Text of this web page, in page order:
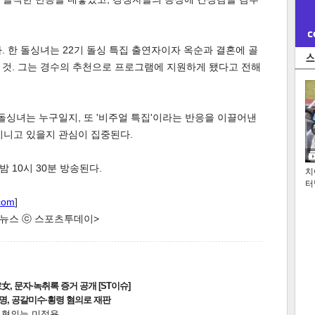
한 돌싱녀는 22기 돌싱 특집 출연자이자 옥순과 결혼에 골
. 그는 경수의 추천으로 프로그램에 지원하게 됐다고 전해
녀는 누구일지, 또 '비주얼 특집'이라는 반응을 이끌어낸
고 있을지 관심이 집중된다.
10시 30분 방송된다.
]
스 ⓒ 스포츠투데이>
, 문자·녹취록 증거 공개 [ST이슈]
, 공갈미수·횡령 혐의로 재판